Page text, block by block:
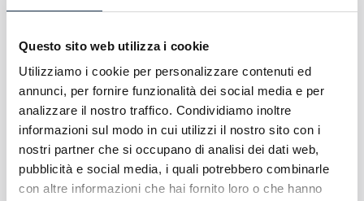
Questo sito web utilizza i cookie
Utilizziamo i cookie per personalizzare contenuti ed
annunci, per fornire funzionalità dei social media e per
analizzare il nostro traffico. Condividiamo inoltre
informazioni sul modo in cui utilizzi il nostro sito con i
nostri partner che si occupano di analisi dei dati web,
pubblicità e social media, i quali potrebbero combinarle
con altre informazioni che hai fornito loro o che hanno